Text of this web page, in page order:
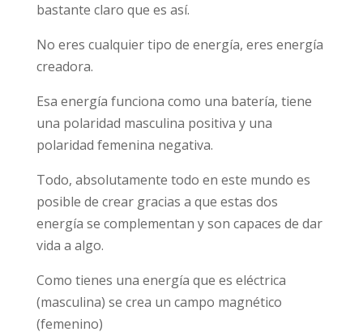
bastante claro que es así.
No eres cualquier tipo de energía, eres energía
creadora.
Esa energía funciona como una batería, tiene
una polaridad masculina positiva y una
polaridad femenina negativa.
Todo, absolutamente todo en este mundo es
posible de crear gracias a que estas dos
energía se complementan y son capaces de dar
vida a algo.
Como tienes una energía que es eléctrica
(masculina) se crea un campo magnético
(femenino)